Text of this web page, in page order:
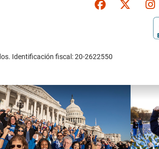
Faceboook
X
Identificación fiscal: 20-2622550